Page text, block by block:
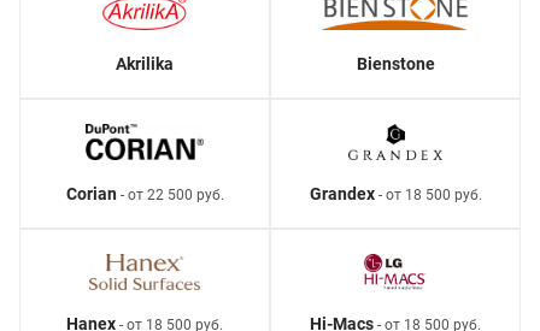
Akrilika Bienstone
Corian- от 22 500 руб. Grandex- от 18 500 руб.
Hanex - от 18 500 руб. Hi-Macs - от 18 500 руб.